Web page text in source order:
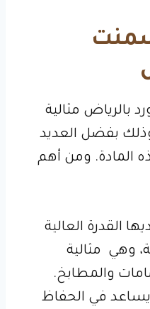
بالرياض مثالية
بفضل العديد
المادة. ومن أهم
القدرة العالية
وهي مثالية
والمطابخ.
في الحفاظ